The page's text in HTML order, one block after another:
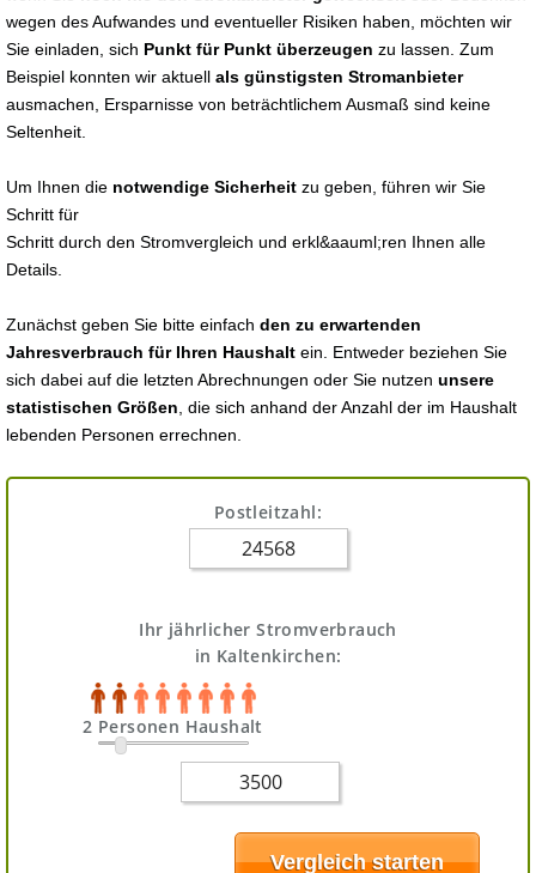
wegen des Aufwandes und eventueller Risiken haben, möchten wir
Sie einladen, sich Punkt für Punkt überzeugen zu lassen. Zum
Beispiel konnten wir aktuell als günstigsten Stromanbieter
ausmachen, Ersparnisse von beträchtlichem Ausmaß sind keine
Seltenheit.
Um Ihnen die notwendige Sicherheit zu geben, führen wir Sie
Schritt für
Schritt durch den Stromvergleich und erkl&aauml;ren Ihnen alle
Details.
Zunächst geben Sie bitte einfach den zu erwartenden
Jahresverbrauch für Ihren Haushalt ein. Entweder beziehen Sie
sich dabei auf die letzten Abrechnungen oder Sie nutzen unsere
statistischen Größen , die sich anhand der Anzahl der im Haushalt
lebenden Personen errechnen.
Postleitzahl:
Ihr jährlicher Stromverbrauch
in Kaltenkirchen:
2 Personen Haushalt